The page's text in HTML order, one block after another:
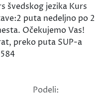
švedskog jezika Kurs
puta nedeljno po 2
Očekujemo Vas!
preko puta SUP-a
Podeli: